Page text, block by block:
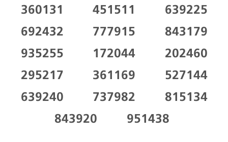
360131
451511
639225
692432
777915
843179
935255
172044
202460
295217
361169
527144
639240
737982
815134
843920
951438